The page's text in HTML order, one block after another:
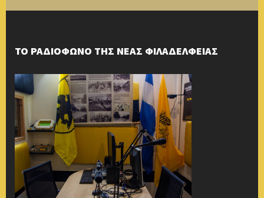
ΤΟ ΡΑΔΙΟΦΩΝΟ ΤΗΣ ΝΕΑΣ ΦΙΛΑΔΕΛΦΕΙΑΣ